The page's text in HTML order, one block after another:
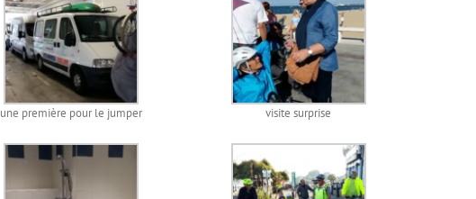
une première pour le jumper visite surprise